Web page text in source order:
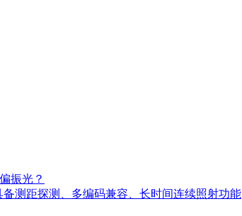
振光？
备测距探测、多编码兼容、长时间连续照射功能